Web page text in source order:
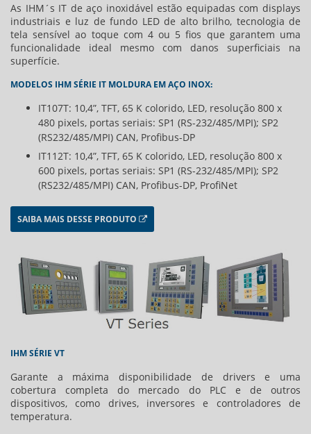
As IHM´s IT de aço inoxidável estão equipadas com displays
industriais e luz de fundo LED de alto brilho, tecnologia de
tela sensível ao toque com 4 ou 5 fios que garantem uma
funcionalidade ideal mesmo com danos superficiais na
superfície.
MODELOS IHM SÉRIE IT MOLDURA EM AÇO INOX:
IT107T: 10,4”, TFT, 65 K colorido, LED, resolução 800 x
480 pixels, portas seriais: SP1 (RS-232/485/MPI); SP2
(RS232/485/MPI) CAN, Profibus-DP
IT112T: 10,4”, TFT, 65 K colorido, LED, resolução 800 x
600 pixels, portas seriais: SP1 (RS-232/485/MPI); SP2
(RS232/485/MPI) CAN, Profibus-DP, ProfiNet
SAIBA MAIS DESSE PRODUTO
IHM SÉRIE VT
Garante a máxima disponibilidade de drivers e uma
cobertura completa do mercado do PLC e de outros
dispositivos, como drives, inversores e controladores de
temperatura.